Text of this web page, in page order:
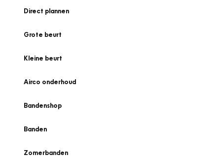
Direct plannen
Grote beurt
Kleine beurt
Airco onderhoud
Bandenshop
Banden
Zomerbanden